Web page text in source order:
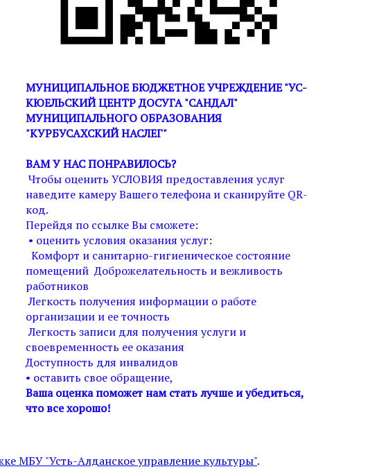
МУНИЦИПАЛЬНОЕ БЮДЖЕТНОЕ УЧРЕЖДЕНИЕ "УС-
КЮЕЛЬСКИЙ ЦЕНТР ДОСУГА "САНДАЛ"
МУНИЦИПАЛЬНОГО ОБРАЗОВАНИЯ
"КУРБУСАХСКИЙ НАСЛЕГ"
ВАМ У НАС ПОНРАВИЛОСЬ?
Чтобы оценить УСЛОВИЯ предоставления услуг
наведите камеру Вашего телефона и сканируйте QR-
код.
Перейдя по ссылке Вы сможете:
• оценить условия оказания услуг:
Комфорт и санитарно-гигиеническое состояние
помещений Доброжелательность и вежливость
работников
Легкость получения информации о работе
организации и ее точность
Легкость записи для получения услуги и
своевременность ее оказания
Доступность для инвалидов
• оставить свое обращение,
Ваша оценка поможет нам стать лучше и убедиться,
что все хорошо!
МБУ "Усть-Алданское управление культуры".